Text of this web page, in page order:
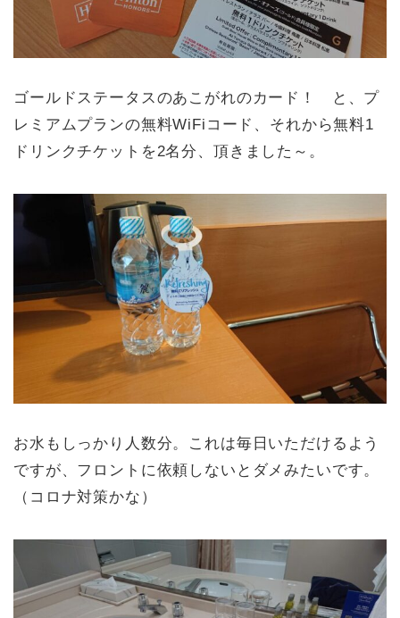
ゴールドステータスのあこがれのカード！ と、プ
レミアムプランの無料WiFiコード、それから無料1
ドリンクチケットを2名分、頂きました～。
お水もしっかり人数分。これは毎日いただけるよう
ですが、フロントに依頼しないとダメみたいです。
（コロナ対策かな）